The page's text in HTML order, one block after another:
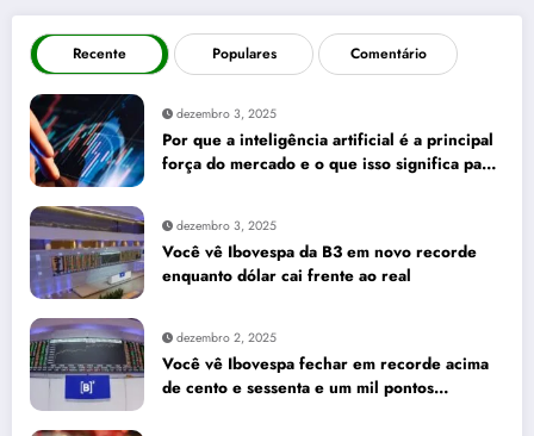
Recente Populares Comentário
dezembro 3, 2025
Por que a inteligência artificial é a principal
força do mercado e o que isso significa para
dezembro 3, 2025
Você vê Ibovespa da B3 em novo recorde
enquanto dólar cai frente ao real
dezembro 2, 2025
Você vê Ibovespa fechar em recorde acima
de cento e sessenta e um mil pontos